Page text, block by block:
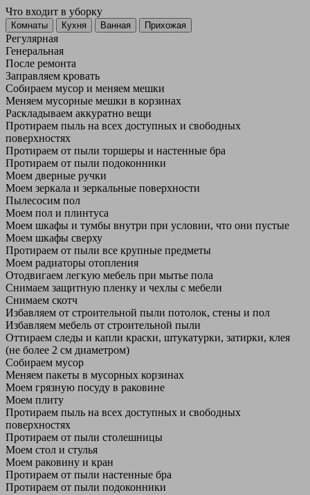
Что входит в уборку
Регу­лярная
Гене­ральная
После ремонта
Заправляем кровать
Собираем мусор и меняем мешки
Меняем мусорные мешки в корзинах
Раскладываем аккуратно вещи
Протираем пыль на всех доступных и свободных
поверхностях
Протираем от пыли торшеры и настенные бра
Протираем от пыли подоконники
Моем дверные ручки
Моем зеркала и зеркальные поверхности
Пылесосим пол
Моем пол и плинтуса
Моем шкафы и тумбы внутри при условии, что они пустые
Моем шкафы сверху
Протираем от пыли все крупные предметы
Моем радиаторы отопления
Отодвигаем легкую мебель при мытье пола
Снимаем защитную пленку и чехлы с мебели
Снимаем скотч
Избавляем от строительной пыли потолок, стены и пол
Избавляем мебель от строительной пыли
Оттираем следы и капли краски, штукатурки, затирки, клея
(не более 2 см диаметром)
Собираем мусор
Меняем пакеты в мусорных корзинах
Моем грязную посуду в раковине
Моем плиту
Протираем пыль на всех доступных и свободных
поверхностях
Протираем от пыли столешницы
Моем стол и стулья
Моем раковину и кран
Протираем от пыли настенные бра
Протираем от пыли подоконники